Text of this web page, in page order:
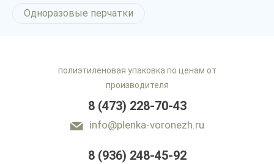
Одноразовые перчатки
полиэтиленовая упаковка по ценам от
производителя
8 (473) 228-70-43
info@plenka-voronezh.ru
8 (936) 248-45-92
Перфорированная